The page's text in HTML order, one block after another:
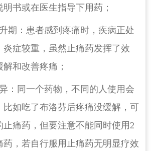
书或在医生指导下用药；
期：患者感到疼痛时，疾病正处
炎症较重，虽然止痛药发挥了效
和改善疼痛；
：同一个药物，不同的人使用会
比如吃了布洛芬后疼痛没缓解，可
止痛药，但要注意不能同时使用2
药，若自行服用止痛药无明显疗效